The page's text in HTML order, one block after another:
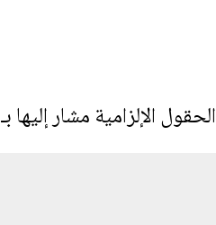
الحقول الإلزامية مشار إليها بـ